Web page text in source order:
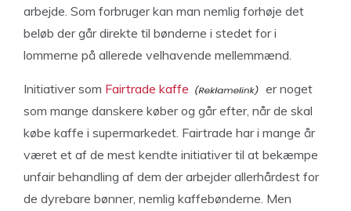
arbejde. Som forbruger kan man nemlig forhøje det
beløb der går direkte til bønderne i stedet for i
lommerne på allerede velhavende mellemmænd.
Initiativer som Fairtrade kaffe
er noget
som mange danskere køber og går efter, når de skal
købe kaffe i supermarkedet. Fairtrade har i mange år
været et af de mest kendte initiativer til at bekæmpe
unfair behandling af dem der arbejder allerhårdest for
de dyrebare bønner, nemlig kaffebønderne. Men